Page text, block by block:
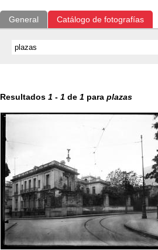
General Catálogo de fotografías
Resultados 1 - 1 de 1 para plazas